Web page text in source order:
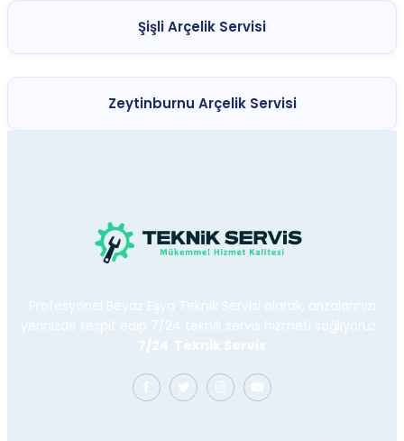
Şişli Arçelik Servisi
Zeytinburnu Arçelik Servisi
Profesyonel Beyaz Eşya Teknik Servisi olarak, arızalarınızı
yerinizde tespit edip 7/24 teknik servis hizmeti sağlıyoruz.
7/24 Teknik Servis